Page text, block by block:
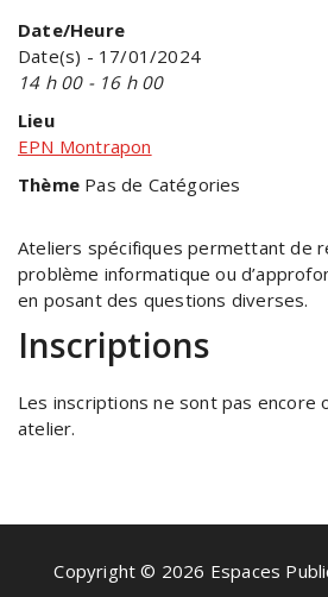
Date/Heure
Date(s) - 17/01/2024
14 h 00 - 16 h 00
Lieu
EPN Montrapon
Thème Pas de Catégories
Ateliers spécifiques permettant de
problème informatique ou
en posant des questions diverses.
Inscriptions
Les inscriptions ne sont pas encore
atelier.
Copyright © 2026 Espaces